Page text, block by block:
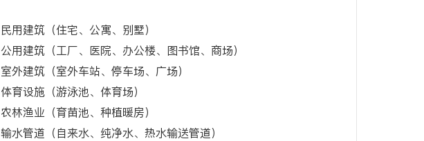
民用建筑（住宅、公寓、别墅）
公用建筑（工厂、医院、办公楼、图书馆、商场）
室外建筑（室外车站、停车场、广场）
体育设施（游泳池、体育场）
农林渔业（育苗池、种植暖房）
输水管道（自来水、纯净水、热水输送管道）